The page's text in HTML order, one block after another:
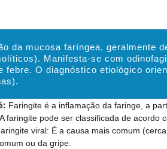
da mucosa faríngea, geralmente
Manifesta-se com
febre. O diagnóstico etiológico
Faringite é a inflamação da faringe, a
A faringite pode ser classificada de acordo
viral: É a causa mais comum
ou da gripe.